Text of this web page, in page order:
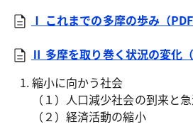
Ⅰ これまでの多摩の歩み（PDF
Ⅱ 多摩を取り巻く状況の変化（
縮小に向かう社会
（１）人口減少社会の到来と
（２）経済活動の縮小